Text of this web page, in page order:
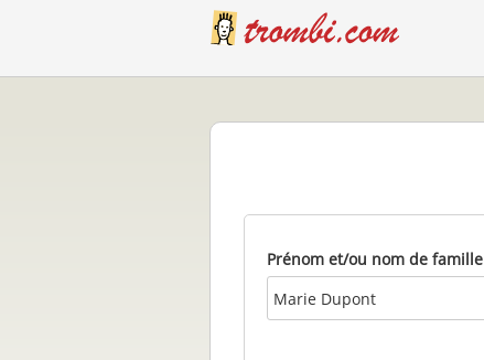
Prénom et/ou nom de famille